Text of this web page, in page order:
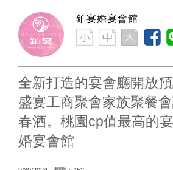
鉑宴婚宴會館
全新打造的宴會廳開放
盛宴工商聚會家族聚餐
春酒。桃園cp值最高的
婚宴會館